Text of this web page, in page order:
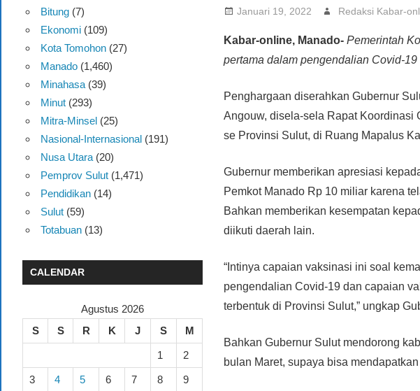
Januari 19, 2022 Redaksi Kabar-
Kabar-online, Manado- Pemerintah
pertama dalam pengendalian Covid-
Penghargaan diserahkan Gubernur
Angouw, disela-sela Rapat Koordinasi
se Provinsi Sulut, di Ruang Mapalus
Gubernur memberikan apresiasi
Pemkot Manado Rp 10 miliar karena
Bahkan memberikan kesempatan
diikuti daerah lain.
“Intinya capaian vaksinasi ini soal
pengendalian Covid-19 dan capaian
terbentuk di Provinsi Sulut,” ungkap
Bahkan Gubernur Sulut mendorong
bulan Maret, supaya bisa
Bitung(7)
Ekonomi(109)
Kota Tomohon(27)
Manado(1,460)
Minahasa(39)
Minut(293)
Mitra-Minsel(25)
Nasional-Internasional(191)
Nusa Utara(20)
Pemprov Sulut(1,471)
Pendidikan(14)
Sulut(59)
Totabuan(13)
CALENDAR
Agustus 2026
S
S R K J S M
1 2
3 4 5 6 7 8 9